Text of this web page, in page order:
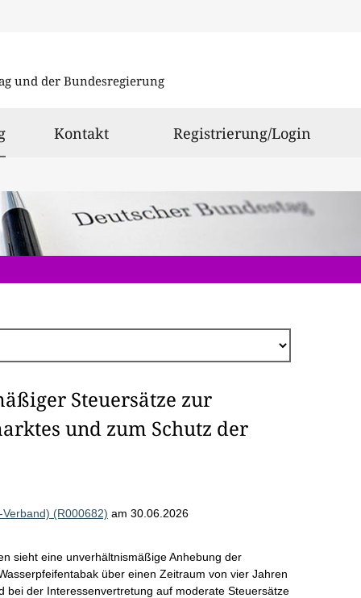
und der Bundesregierung
ausgewählt
Kontakt Registrierung/Login
Steuersätze zur
und zum Schutz der
(R000682) am 30.06.2026
sieht eine unverhältnismäßige Anhebung der
über einen Zeitraum von vier Jahren
bei der Interessenvertretung auf moderate Steuersätze